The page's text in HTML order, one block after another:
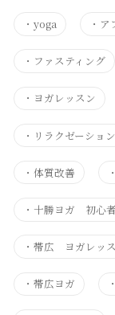
・ yoga ・ ア
・ ファスティング
・ ヨガレッスン
・ リラクゼーション
・ 体質改善 ・
・ 十勝ヨガ 初心者
・ 帯広 ヨガレッ
・ 帯広ヨガ